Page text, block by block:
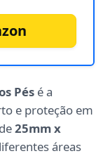
Pés é a
e proteção em
25mm x
áreas